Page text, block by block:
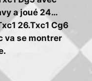
a joué 24…
26.Txc1 Cg6
va se montrer